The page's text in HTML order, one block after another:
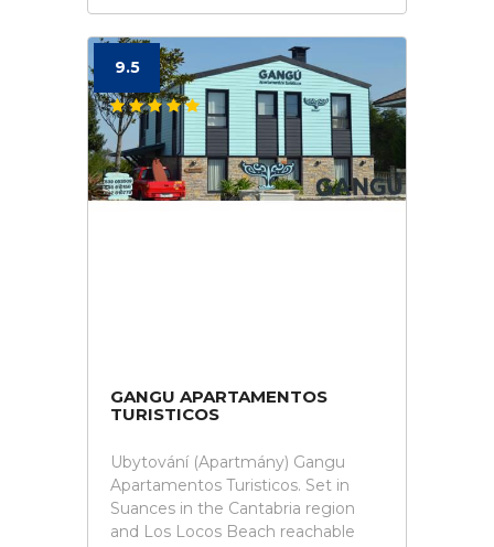
9.5
GANGU APARTAMENTOS
TURISTICOS
Ubytování (Apartmány) Gangu
Apartamentos Turisticos. Set in
Suances in the Cantabria region
and Los Locos Beach reachable